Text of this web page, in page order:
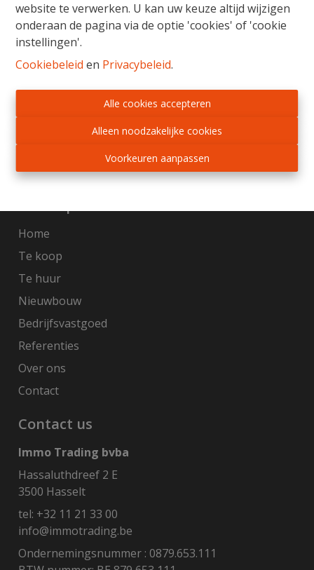
website te verwerken. U kan uw keuze altijd wijzigen
onderaan de pagina via de optie 'cookies' of 'cookie
instellingen'.
Cookiebeleid en Privacybeleid.
Alle cookies accepteren
Alleen noodzakelijke cookies
Voorkeuren aanpassen
Ons verkoopsteam staat u bij met raad en daad
voor de aankoop, verkoop, huur of verhuur van
vastgoed. Wij begeleiden u van begin tot einde,
van schatting tot notarieel schrijven en het in
formaliteiten. Wij adviseren en onderhandelen
met beide partijen, zodat elke vastgoedzaak in
een mum van tijd kan worden beklonken.
Gratis schatting
Home
Te koop
Te huur
Nieuwbouw
Bedrijfsvastgoed
Referenties
Over ons
Contact
Contact us
Immo Trading bvba
Hassaluthdreef 2 E
3500 Hasselt
tel: +32 11 21 33 00
info@immotrading.be
Ondernemingsnummer : 0879.653.111